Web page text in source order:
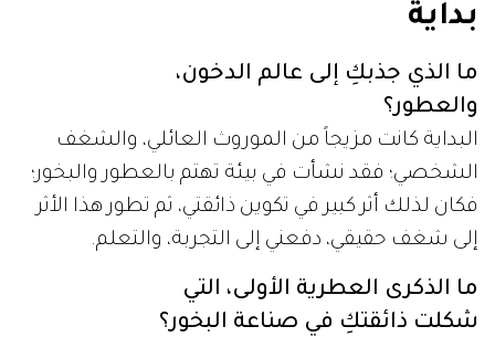
بداية
ما الذي جذبكِ إلى عالم الدخون،
والعطور؟
البداية كانت مزيجاً من الموروث العائلي، والشغف
الشخصي؛ فقد نشأت في بيئة تهتم بالعطور والبخور؛
فكان لذلك أثر كبير في تكوين ذائقتي، ثم تطور هذا الأثر
إلى شغف حقيقي، دفعني إلى التجربة، والتعلم.
ما الذكرى العطرية الأولى، التي
شكلت ذائقتكِ في صناعة البخور؟